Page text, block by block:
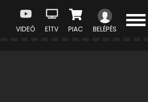
VIDEÓ E1TV PIAC BELÉPÉS